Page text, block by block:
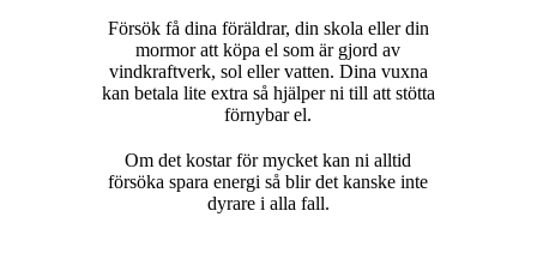
Försök få dina föräldrar, din skola eller din
mormor att köpa el som är gjord av
vindkraftverk, sol eller vatten. Dina vuxna
kan betala lite extra så hjälper ni till att stötta
förnybar el.
Om det kostar för mycket kan ni alltid
försöka spara energi så blir det kanske inte
dyrare i alla fall.